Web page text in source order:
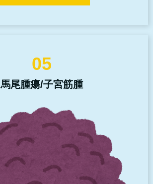
05
馬尾腫瘍/子宮筋腫